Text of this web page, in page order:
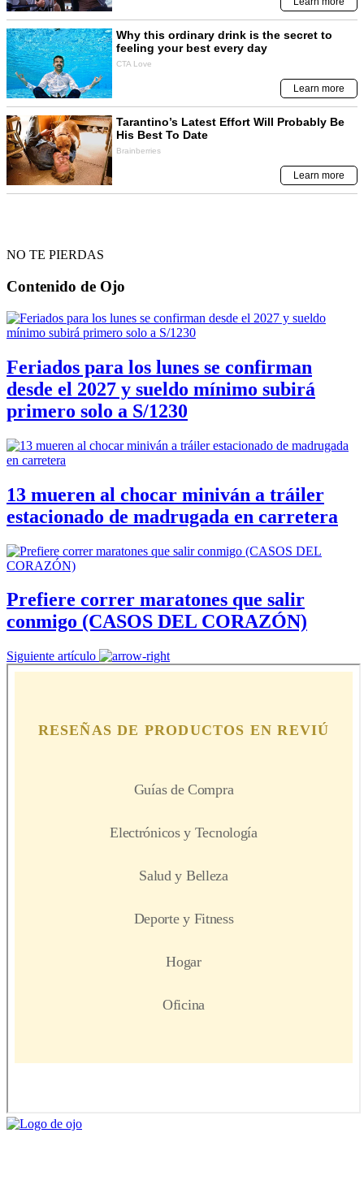
NO TE PIERDAS
Contenido de Ojo
Feriados para los lunes se confirman
desde el 2027 y sueldo mínimo subirá
primero solo a S/1230
13 mueren al chocar miniván a tráiler
estacionado de madrugada en carretera
Prefiere correr maratones que salir
conmigo (CASOS DEL CORAZÓN)
Siguiente artículo